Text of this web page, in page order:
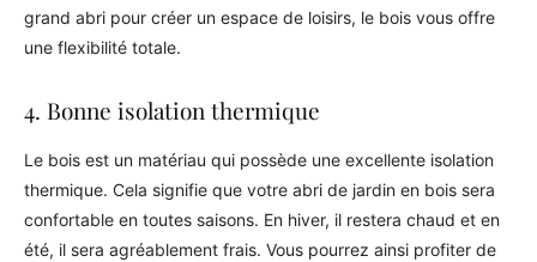
grand abri pour créer un espace de loisirs, le bois vous offre
une flexibilité totale.
4. Bonne isolation thermique
Le bois est un matériau qui possède une excellente isolation
thermique. Cela signifie que votre abri de jardin en bois sera
confortable en toutes saisons. En hiver, il restera chaud et en
été, il sera agréablement frais. Vous pourrez ainsi profiter de